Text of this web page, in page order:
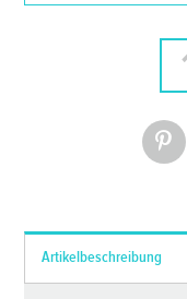
Artikelbeschreibung